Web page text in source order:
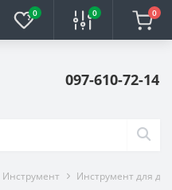
0 0 0
097-610-72-14
Инструмент Инструмент для